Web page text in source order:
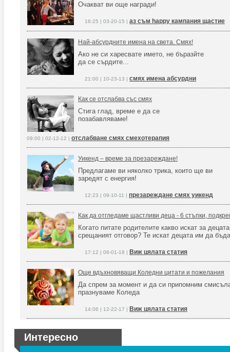
Очакват ви още награди!
16:25 | 03-20-15 | аз съм happy кампания щастие
Най-абсурдните имена на света. Смях!
Ако не си харесвате името, не бъразйте
да се сърдите...
21:00 | 10-23-13 | смях имена абсурдни
Как се отслабва със смях
Стига глад, време е да се
позабавляваме!
09:00 | 02-12-12 | отслабване смях смехотерапия
Уикенд – време за презареждане!
Предлагаме ви няколко трика, които ще ви
заредят с енергия!
12:23 | 09-10-11 | презареждане смях уикенд
Как да отгледаме щастливи деца - 6 стъпки,
Когато питате родителите какво искат за
срещаният отговор? Те искат децата им да
17:12 | 06-01-18 | Виж цялата статия
Още вдъхновяващи Коледни цитати и пожелания
Да спрем за момент и да си припомним
празнуваме Коледа
14:06 | 12-22-17 | Виж цялата статия
Интересно